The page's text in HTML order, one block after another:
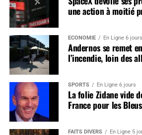
une action à moitié
ÉCONOMIE En Ligne 6 jours
Andernos se remet
l’incendie, loin des
SPORTS En Ligne 6 jours
La folie Zidane vide
France pour les Bleus
FAITS DIVERS En Ligne 5